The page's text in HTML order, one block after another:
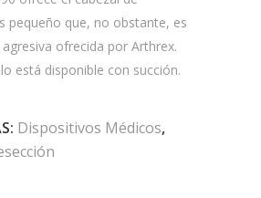
pequeño que, no obstante, es
ofrecida por Arthrex.
está disponible con succión.
Dispositivos Médicos,